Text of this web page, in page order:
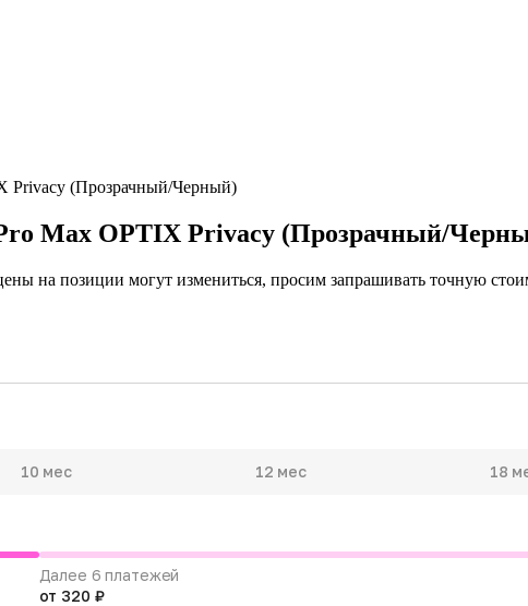
Max OPTIX Privacy (Прозрачный/
на позиции могут измениться, просим запрашивать точную
10 мес 12 мес 18
Далее 6 платежей
от 320 ₽